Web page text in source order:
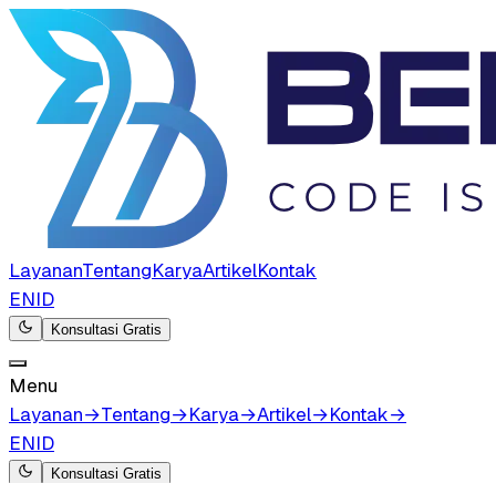
LayananTentangKaryaArtikelKontak
ENID
Konsultasi Gratis
Menu
Layanan→Tentang→Karya→Artikel→Kontak→
ENID
Konsultasi Gratis